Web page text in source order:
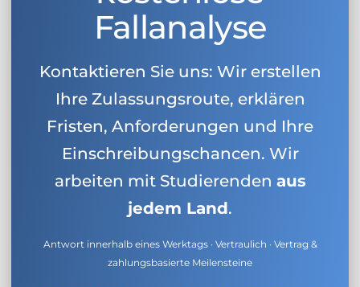
Fallanalyse
Kontaktieren Sie uns: Wir erstellen
Ihre Zulassungsroute, erklären
Fristen, Anforderungen und Ihre
Einschreibungschancen. Wir
arbeiten mit Studierenden aus
jedem Land.
Antwort innerhalb eines Werktags · Vertraulich · Vertrag &
zahlungsbasierte Meilensteine